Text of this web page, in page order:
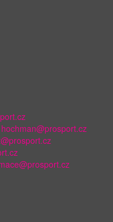
hochman@prosport.cz